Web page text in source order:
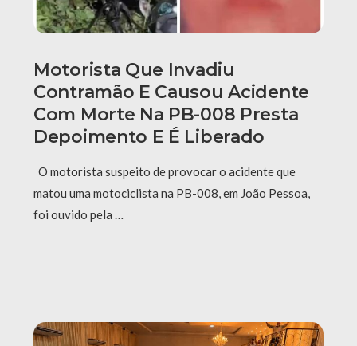
Motorista Que Invadiu
Contramão E Causou Acidente
Com Morte Na PB-008 Presta
Depoimento E É Liberado
O motorista suspeito de provocar o acidente que
matou uma motociclista na PB-008, em João Pessoa,
foi ouvido pela …